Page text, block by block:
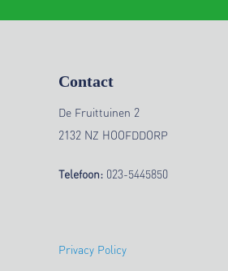
Contact
De Fruittuinen 2
2132 NZ HOOFDDORP
Telefoon: 023-5445850
Privacy Policy